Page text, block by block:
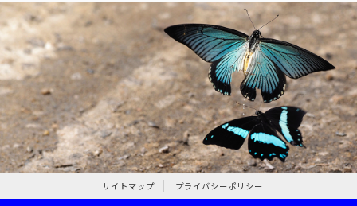
サイトマップ プライバシーポリシー